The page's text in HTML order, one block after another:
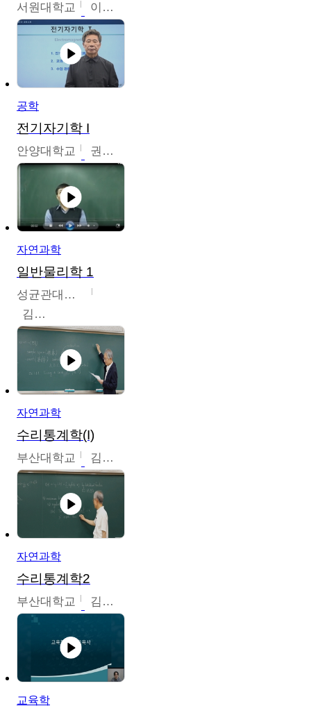
서원대학교 이병권
공학
전기자기학 I
안양대학교 권원현
자연과학
일반물리학 1
성균관대학교
김범준
자연과학
수리통계학(I)
부산대학교 김충락
자연과학
수리통계학2
부산대학교 김충락
교육학